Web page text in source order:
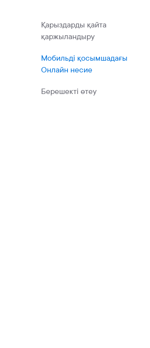
Бонустық бағдарлама
Kaspi QR
Қарыздарды қайта
қаржыландыру
Мобильді қосымшадағы
Онлайн несие
Берешекті өтеу